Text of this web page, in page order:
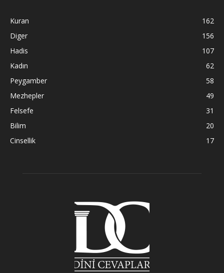
Kuran
162
Diger
156
Hadis
107
Kadın
62
Peygamber
58
Mezhepler
49
Felsefe
31
Bilim
20
Cinsellik
17